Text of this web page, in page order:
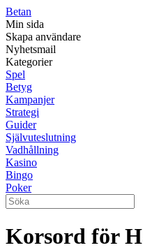
Betan
Min sida
Skapa användare
Nyhetsmail
Kategorier
Spel
Betyg
Kampanjer
Strategi
Guider
Självuteslutning
Vadhållning
Kasino
Bingo
Poker
Korsord för